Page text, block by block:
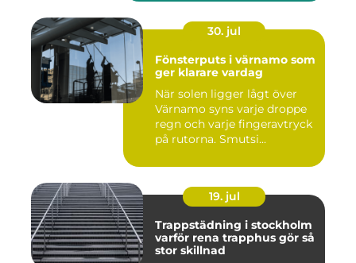
30. jul
Fönsterputs i värnamo som
ger klarare vardag
När solen ligger lågt över
Värnamo syns varje droppe
regn och varje fingeravtryck
på rutorna. Smutsi...
19. jul
Trappstädning i stockholm
varför rena trapphus gör så
stor skillnad